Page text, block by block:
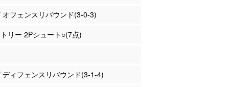
オフェンスリバウンド(3-0-3)
リー 2Pシュート○(7点)
ディフェンスリバウンド(3-1-4)